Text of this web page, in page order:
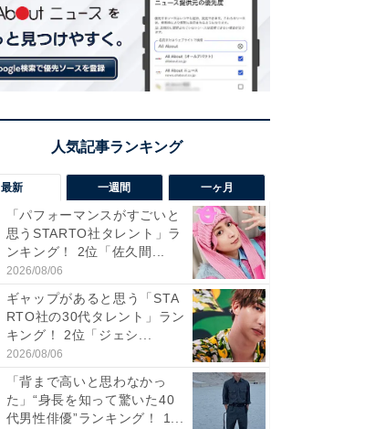
最新 一週間 一ヶ月
「パフォーマンスがすごいと
思うSTARTO社タレント」ラ
ンキング！ 2位「佐久間...
2026/08/06
ギャップがあると思う「STA
RTO社の30代タレント」ラン
キング！ 2位「ジェシ...
2026/08/06
「背まで高いと思わなかっ
た」“身長を知って驚いた40
代男性俳優”ランキング！ 1...